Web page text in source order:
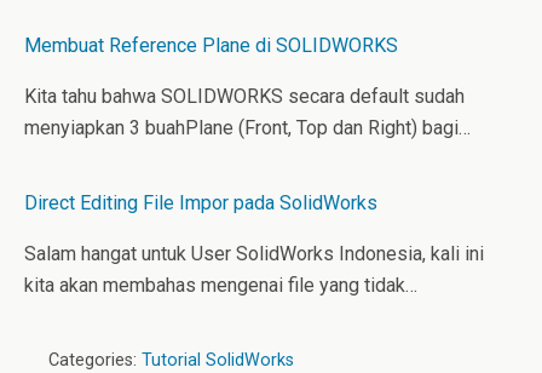
Membuat Reference Plane di SOLIDWORKS
Kita tahu bahwa SOLIDWORKS secara default sudah
menyiapkan 3 buahPlane (Front, Top dan Right) bagi…
Direct Editing File Impor pada SolidWorks
Salam hangat untuk User SolidWorks Indonesia, kali ini
kita akan membahas mengenai file yang tidak…
Categories: Tutorial SolidWorks